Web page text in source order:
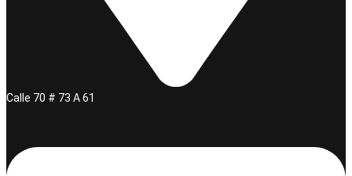
Calle 70 # 73 A 61